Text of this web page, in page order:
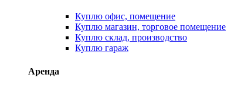
Куплю офис, помещение
Куплю магазин, торговое помещение
Куплю склад, производство
Куплю гараж
Аренда